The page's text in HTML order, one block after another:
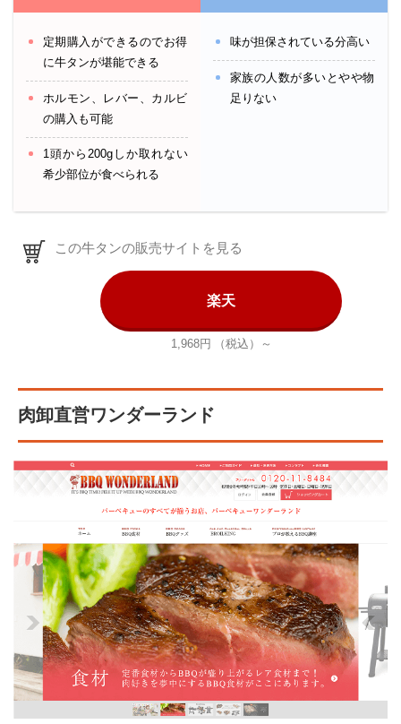
定期購入ができるのでお得
に牛タンが堪能できる
ホルモン、レバー、カルビ
の購入も可能
1頭から200gしか取れない
希少部位が食べられる
味が担保されている分高い
家族の人数が多いとやや物
足りない
この牛タンの販売サイトを見る
楽天
1,968円 （税込）～
肉卸直営ワンダーランド